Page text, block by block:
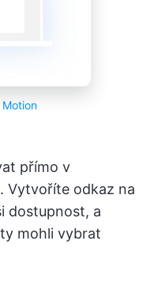
Motion
přímo v
Vytvoříte odkaz na
dostupnost, a
mohli vybrat